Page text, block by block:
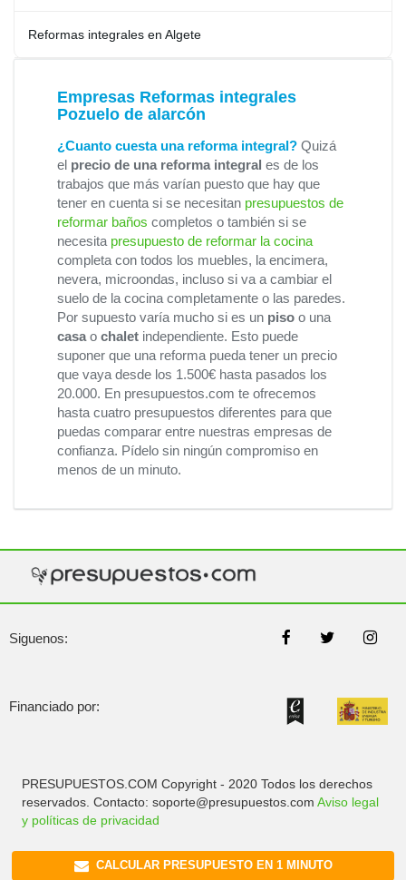
Reformas integrales en Algete
Empresas Reformas integrales
Pozuelo de alarcón
¿Cuanto cuesta una reforma integral? Quizá
el precio de una reforma integral es de los
trabajos que más varían puesto que hay que
tener en cuenta si se necesitan presupuestos de
reformar baños completos o también si se
necesita presupuesto de reformar la cocina
completa con todos los muebles, la encimera,
nevera, microondas, incluso si va a cambiar el
suelo de la cocina completamente o las paredes.
Por supuesto varía mucho si es un piso o una
casa o chalet independiente. Esto puede
suponer que una reforma pueda tener un precio
que vaya desde los 1.500€ hasta pasados los
20.000. En presupuestos.com te ofrecemos
hasta cuatro presupuestos diferentes para que
puedas comparar entre nuestras empresas de
confianza. Pídelo sin ningún compromiso en
menos de un minuto.
Siguenos:
Financiado por:
PRESUPUESTOS.COM Copyright - 2020 Todos los derechos
reservados. Contacto: soporte@presupuestos.com Aviso legal
y políticas de privacidad
CALCULAR PRESUPUESTO EN 1 MINUTO